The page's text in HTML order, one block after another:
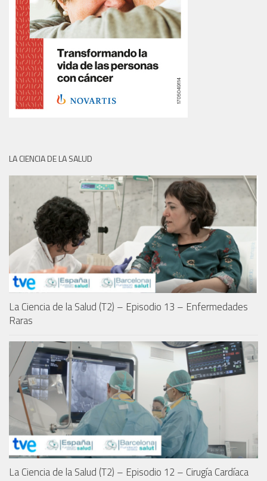
LA CIENCIA DE LA SALUD
La Ciencia de la Salud (T2) – Episodio 13 – Enfermedades
Raras
La Ciencia de la Salud (T2) – Episodio 12 – Cirugía Cardíaca